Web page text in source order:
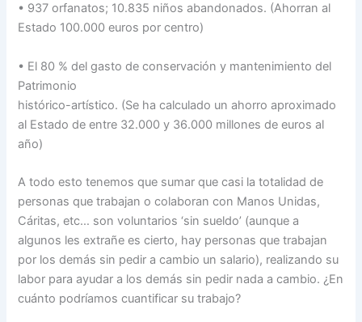
• 937 orfanatos; 10.835 niños abandonados. (Ahorran al
Estado 100.000 euros por centro)
• El 80 % del gasto de conservación y mantenimiento del
Patrimonio
histórico-artístico. (Se ha calculado un ahorro aproximado
al Estado de entre 32.000 y 36.000 millones de euros al
año)
A todo esto tenemos que sumar que casi la totalidad de
personas que trabajan o colaboran con Manos Unidas,
Cáritas, etc… son voluntarios ‘sin sueldo’ (aunque a
algunos les extrañe es cierto, hay personas que trabajan
por los demás sin pedir a cambio un salario), realizando su
labor para ayudar a los demás sin pedir nada a cambio. ¿En
cuánto podríamos cuantificar su trabajo?